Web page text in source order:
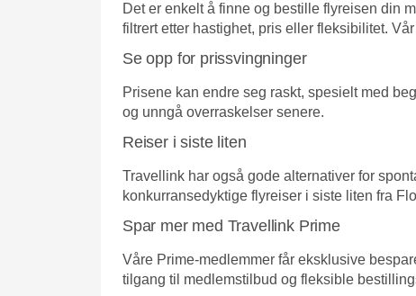
Det er enkelt å finne og bestille flyreisen din
filtrert etter hastighet, pris eller fleksibilitet.
Se opp for prissvingninger
Prisene kan endre seg raskt, spesielt med
og unngå overraskelser senere.
Reiser i siste liten
Travellink har også gode alternativer for
konkurransedyktige flyreiser i siste liten fra
Spar mer med Travellink Prime
Våre Prime-medlemmer får eksklusive
tilgang til medlemstilbud og fleksible